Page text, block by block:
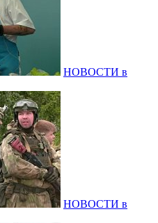
НОВОСТИ в
НОВОСТИ в